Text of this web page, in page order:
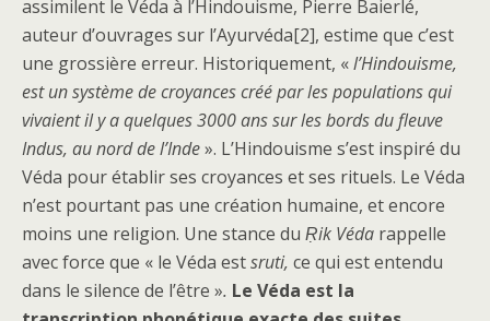
assimilent le Véda à l’Hindouisme, Pierre Baierlé,
auteur d’ouvrages sur l’Ayurvéda[2], estime que c’est
une grossière erreur. Historiquement, «l’Hindouisme,
est un système de croyances créé par les populations qui
vivaient il y a quelques 3000 ans sur les bords du fleuve
Indus, au nord de l’Inde». L’Hindouisme s’est inspiré du
Véda pour établir ses croyances et ses rituels. Le Véda
n’est pourtant pas une création humaine, et encore
moins une religion. Une stance du Ṛik Véda rappelle
avec force que « le Véda estsruti, ce qui est entendu
dans le silence de l’être ». Le Véda est la